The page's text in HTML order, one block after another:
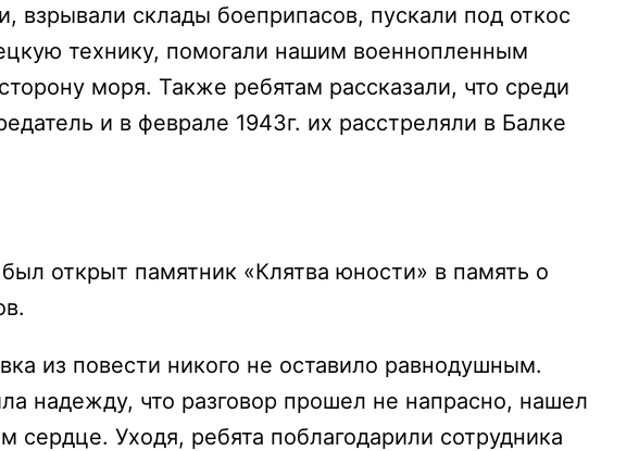
взрывали склады боеприпасов, пускали под откос
технику, помогали нашим военнопленным
моря. Также ребятам рассказали, что среди
и в феврале 1943г. их расстреляли в Балке
был открыт памятник «Клятва юности» в память о
из повести никого не оставило равнодушным.
надежду, что разговор прошел не напрасно, нашел
сердце. Уходя, ребята поблагодарили сотрудника